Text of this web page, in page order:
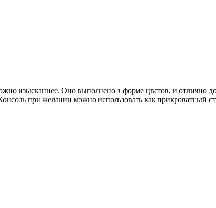
изысканнее. Оно выполнено в форме цветов, и отлично
при желании можно использовать как прикроватный